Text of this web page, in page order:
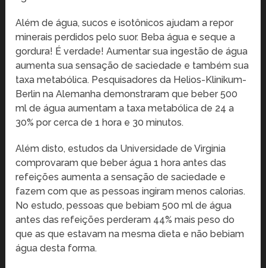
Além de água, sucos e isotônicos ajudam a repor
minerais perdidos pelo suor. Beba água e seque a
gordura! É verdade! Aumentar sua ingestão de água
aumenta sua sensação de saciedade e também sua
taxa metabólica. Pesquisadores da Helios-Klinikum-
Berlin na Alemanha demonstraram que beber 500
ml de água aumentam a taxa metabólica de 24 a
30% por cerca de 1 hora e 30 minutos.
Além disto, estudos da Universidade de Virginia
comprovaram que beber água 1 hora antes das
refeições aumenta a sensação de saciedade e
fazem com que as pessoas ingiram menos calorias.
No estudo, pessoas que bebiam 500 ml de água
antes das refeições perderam 44% mais peso do
que as que estavam na mesma dieta e não bebiam
água desta forma.